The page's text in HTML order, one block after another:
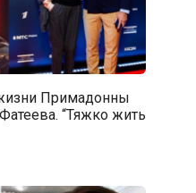
Примадонны
“Тяжко жить